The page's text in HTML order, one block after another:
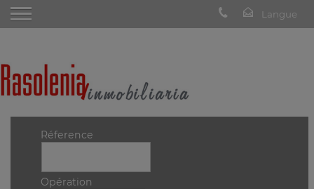
Réference
Opération